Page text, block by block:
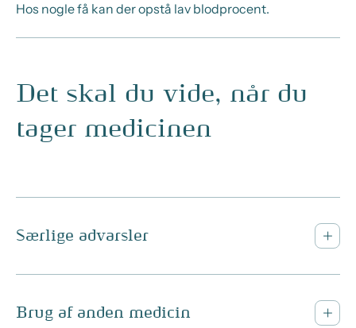
Hos nogle få kan der opstå lav blodprocent.
Det skal du vide, når du
tager medicinen
Særlige advarsler
Brug af anden medicin